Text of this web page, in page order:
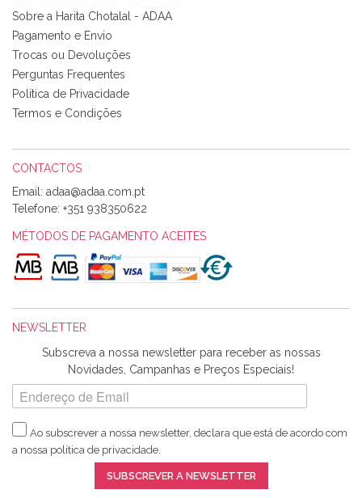
Tudo chegou em condições, pois os produtos vieram muito
bem acondicionados. Estou plenamente satisfeita com os
produtos adquiridos. Relativamente à bolsa, tem um tecido
com um padrão e cores muito bonitas e a execução está
perfeitíssima. Futuramente penso voltar a comprar na vossa
loja, têm excelentes artigos a um preço muito justo. A
Alexandra Morais
Olá boa Noite. Os meus tecidos chegaram hoje. Muito
obrigada pelo miminho que dá um jeitaço pras minhas linhas
de bordar e não sei o que pões nos tecidos, mas que cheiram
maravilhosamente ... cheiram! :) Muito Obrigada.
Harita a minha encomenda já chegou. :) Muito obrigada pela
rapidez no envio, pela qualidade dos materiais que me
enviaste e pela simpatia de sempre. :)
Catarina Amaro
5 estrelas. Gosto muito do serviço. A Harita Chotalal é muito
Sobre a Harita Chotalal - ADAA
Pagamento e Envio
Trocas ou Devoluções
Perguntas Frequentes
Política de Privacidade
Termos e Condições
CONTACTOS
Email:
Telefone: +351 938350622
MÉTODOS DE PAGAMENTO ACEITES
NEWSLETTER
Subscreva a nossa newsletter para receber as nossas
Novidades, Campanhas e Preços Especiais!
Ao subscrever a nossa newsletter, declara que está de acordo com
a nossa política de privacidade.
SUBSCREVER A NEWSLETTER